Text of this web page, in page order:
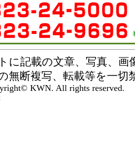
に記載の文章、写真、画
無断複写、転載等を一切
KWN. All rights reserved.